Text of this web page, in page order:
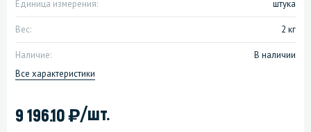
Единица измерения: штука
Вес: 2 кг
Наличие:
В наличии
Все характеристики
9 196.10)/шт.